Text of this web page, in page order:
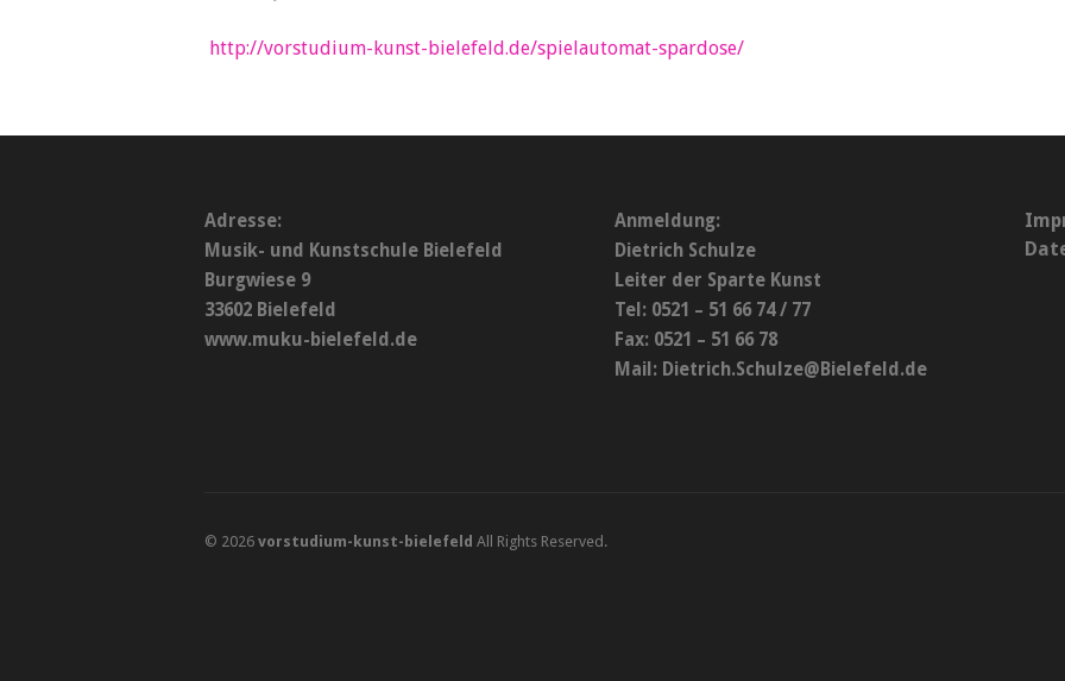
http://vorstudium-kunst-bielefeld.de/spielautomat-spardose/
Adresse:
Musik- und Kunstschule Bielefeld
Burgwiese 9
33602 Bielefeld
www.muku-bielefeld.de
Anmeldung:
Dietrich Schulze
Leiter der Sparte Kunst
Tel: 0521 – 51 66 74 / 77
Fax: 0521 – 51 66 78
Mail: Dietrich.Schulze@Bielefeld.de
© 2026 vorstudium-kunst-bielefeld All Rights Reserved.